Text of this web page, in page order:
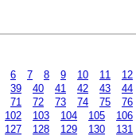
6 7 8 9 10 11 12
39 40 41 42 43 44
71 72 73 74 75 76
102 103 104 105 106
127 128 129 130 131